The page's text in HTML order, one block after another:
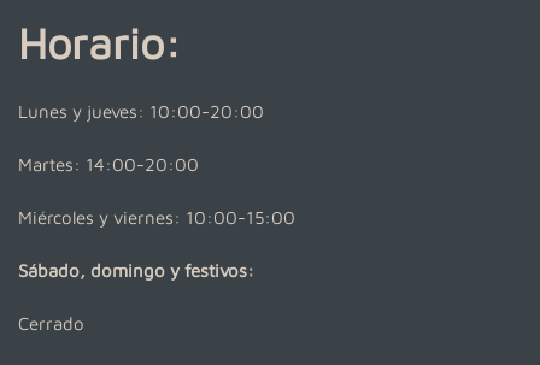
Horario:
Lunes y jueves: 10:00-20:00
Martes: 14:00-20:00
Miércoles y viernes: 10:00-15:00
Sábado, domingo y festivos:
Cerrado